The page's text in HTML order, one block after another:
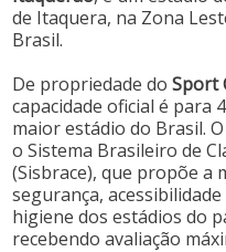
de Itaquera, na Zona
Brasil.
De propriedade doSport
capacidade oficial é para
maior estádio do Brasil.
o Sistema Brasileiro de
(Sisbrace), que propõe a
segurança,
higiene dos estádios do
recebendo avaliação